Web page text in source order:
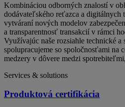
Kombináciou odborných znalostí v
dodávateľského reťazca a
vytváraní nových modelov
a transparentnosť transakcií v rámci
Využívajúc naše rozsiahle technické a
spolupracujeme so spoločnosťami na
medzery v dôvere medzi
Services & solutions
Produktová certifikácia